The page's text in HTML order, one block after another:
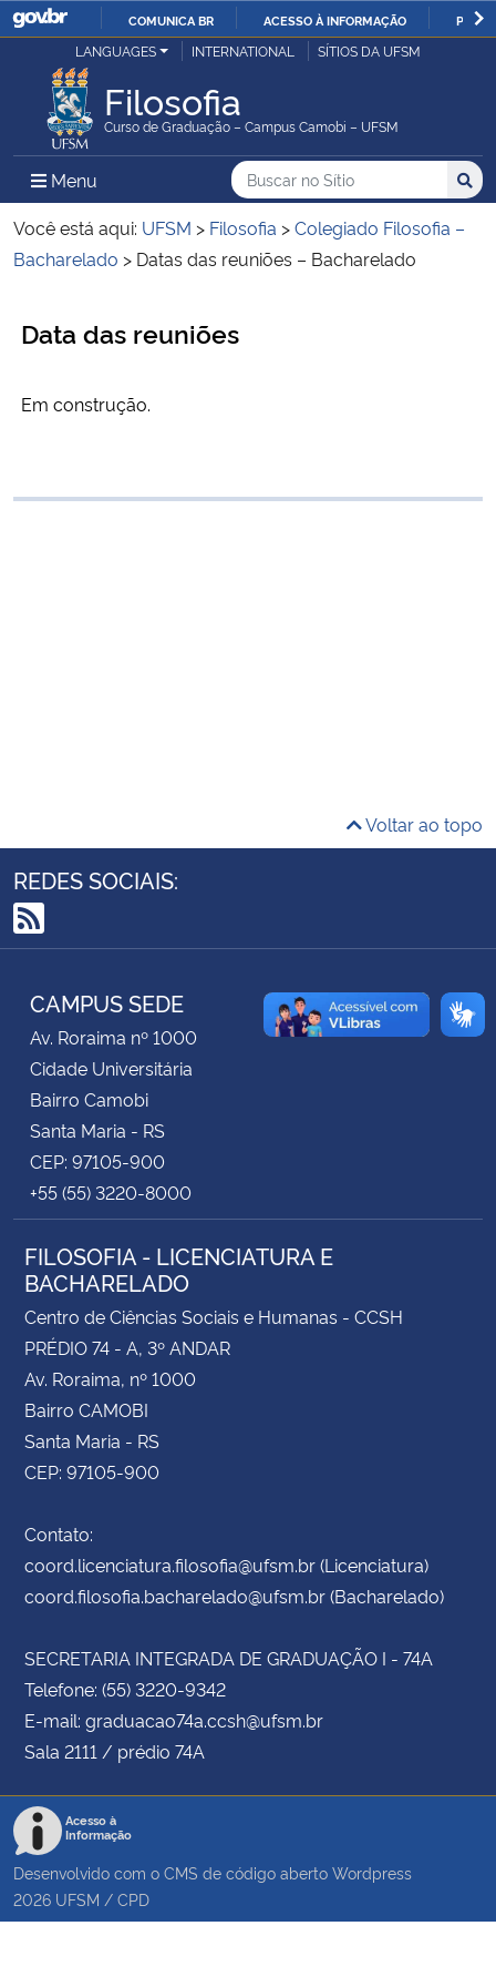
IR
COMUNICA BR ACESSO À INFORMAÇÃO
Ministério da Justiça e Segurança Pública
Ministério da Defesa
Ministério das Relações Exteriores
Ministério da Infraestrutura
Ministério da Agricultura, Pecuária e Abastecimento
Controladoria-Geral da União
Secretaria-Geral
Secretaria de Governo
Gabinete de Segurança Institucional
Advocacia-Geral da União
Banco Central do Brasil
Planalto
LANGUAGES INTERNATIONAL SÍTIOS DA UFSM
Filosofia
Curso de Graduação – Campus Camobi – UFSM
Menu Menu Principal do Sítio
Busca
Buscar no no Sítio
Busca:
Você está aqui: UFSM > Filosofia >Colegiado Filosofia –
Bacharelado > Datas das reuniões – Bacharelado
Data das reuniões
Em construção.
Voltar ao topo
REDES SOCIAIS:
RSS
CAMPUS SEDE
Av. Roraima nº 1000
Cidade Universitária
Bairro Camobi
Santa Maria - RS
CEP: 97105-900
+55 (55) 3220-8000
FILOSOFIA - LICENCIATURA E
BACHARELADO
Centro de Ciências Sociais e Humanas - CCSH
PRÉDIO 74 - A, 3º ANDAR
Av. Roraima, nº 1000
Bairro CAMOBI
Santa Maria - RS
CEP: 97105-900
Contato:
coord.licenciatura.filosofia@ufsm.br (Licenciatura)
coord.filosofia.bacharelado@ufsm.br (Bacharelado)
SECRETARIA INTEGRADA DE GRADUAÇÃO I - 74A
Telefone: (55) 3220-9342
E-mail: graduacao74a.ccsh@ufsm.br
Sala 2111 / prédio 74A
Acesso à
Informação
Desenvolvido com o CMS de código aberto Wordpress
2026 UFSM / CPD